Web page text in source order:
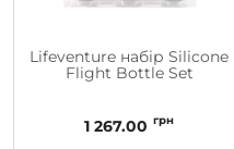
Lifeventure набір Silicone
Flight Bottle Set
1 267.00 грн